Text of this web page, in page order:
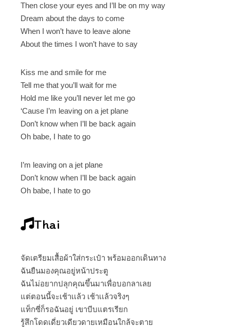
Then close your eyes and I’ll be on my way
Dream about the days to come
When I won’t have to leave alone
About the times I won’t have to say
Kiss me and smile for me
Tell me that you’ll wait for me
Hold me like you’ll never let me go
‘Cause I’m leaving on a jet plane
Don’t know when I’ll be back again
Oh babe, I hate to go
I’m leaving on a jet plane
Don’t know when I’ll be back again
Oh babe, I hate to go
Thai
จัดเตรียมเสื้อผ้าใส่กระเป๋า พร้อมออกเดินทาง
ฉันยืนมองคุณอยู่หน้าประตู
ฉันไม่อยากปลุกคุณขึ้นมาเพื่อบอกลาเลย
แต่ตอนนี้จะเช้าเเล้ว เช้าเเล้วจริงๆ
แท็กซี่ก็รอฉันอยู่ เขาบีบแตรเรียก
รู้สึกโดดเดี่ยวเดียวดายเหมือนใกล้จะตาย